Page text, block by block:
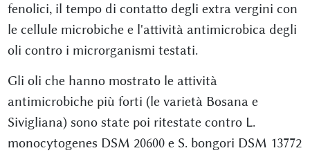
fenolici, il tempo di contatto degli extra vergini con
le cellule microbiche e l'attività antimicrobica degli
oli contro i microrganismi testati.
Gli oli che hanno mostrato le attività
antimicrobiche più forti (le varietà Bosana e
Sivigliana) sono state poi ritestate contro L.
monocytogenes DSM 20600 e S. bongori DSM 13772